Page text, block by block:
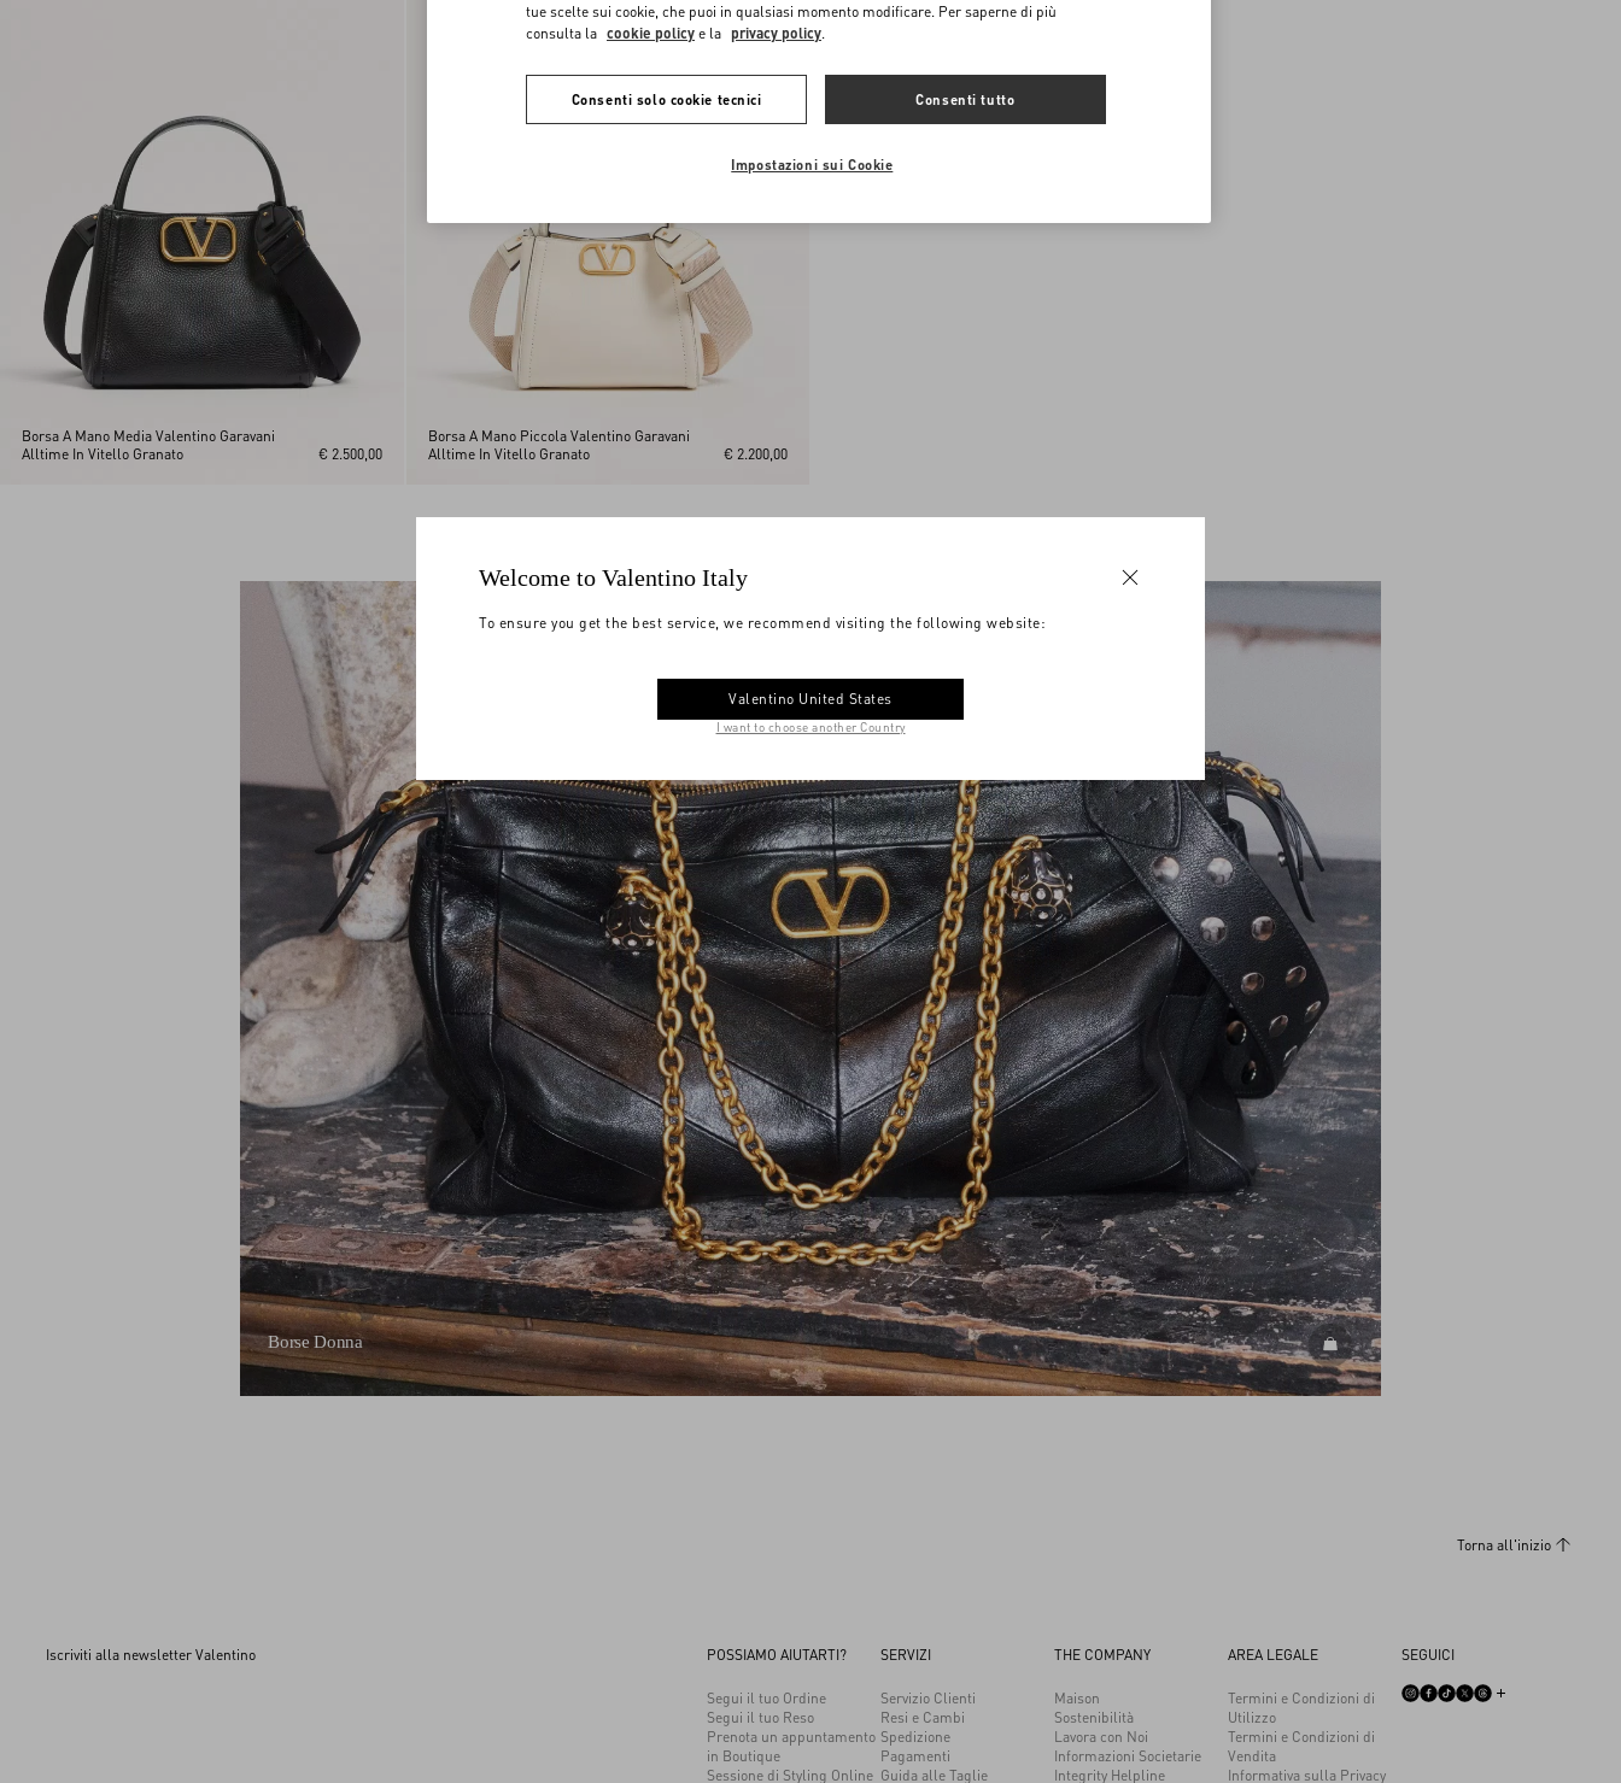
Borsa A Mano Media Valentino Garavani
Alltime In Vitello Granato
€ 2.500,00
Borsa A Mano Piccola Valentino Garavani
Alltime In Vitello Granato
€ 2.200,00
SCOPRI TUTTE LE BORSE
Borse Donna
Torna all'inizio
Iscriviti alla newsletter Valentino POSSIAMO AIUTARTI?
Segui il tuo Ordine
Segui il tuo Reso
Prenota un appuntamento
in Boutique
Sessione di Styling Online
SERVIZI
Servizio Clienti
Resi e Cambi
Spedizione
Pagamenti
Guida alle Taglie
THE COMPANY
Maison
Sostenibilità
Lavora con Noi
Informazioni Societarie
Integrity Helpline
AREA LEGALE
Termini e Condizioni di
Utilizzo
Termini e Condizioni di
Vendita
Informativa sulla Privacy
SEGUICI
Welcome to Valentino Italy
To ensure you get the best service, we recommend visiting the following website:
Valentino United States
I want to choose another Country
tue scelte sui cookie, che puoi in qualsiasi momento modificare. Per saperne di più
consulta la cookie policy e la privacy policy.
Consenti solo cookie tecnici Consenti tutto
Impostazioni sui Cookie